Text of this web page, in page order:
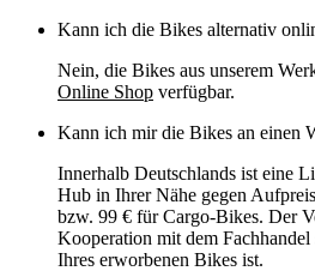
Kann ich die Bikes alternativ
Nein, die Bikes aus unserem
Online Shop verfügbar.
Kann ich mir die Bikes an einen
Innerhalb Deutschlands ist eine
Hub in Ihrer Nähe gegen
bzw. 99 € für Cargo-Bikes. Der
Kooperation mit dem Fachhandel
Ihres erworbenen Bikes ist.